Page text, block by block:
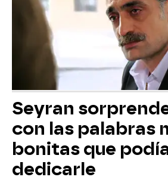
Seyran
con las palabras
bonitas que
dedicarle